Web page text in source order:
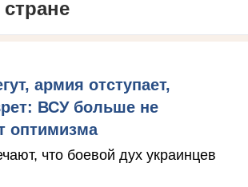
армия отступает,
ВСУ больше не
оптимизма
что боевой дух украинцев